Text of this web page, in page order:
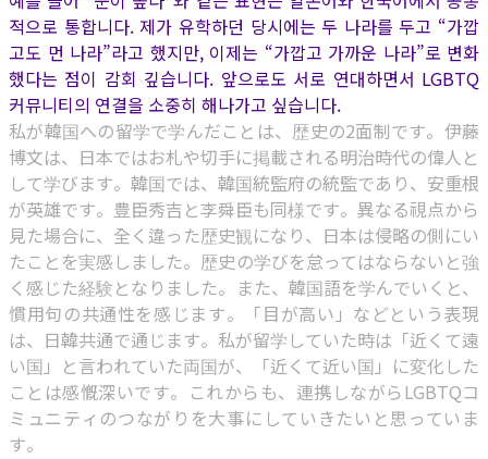
적으로 통합니다. 제가 유학하던 당시에는 두 나라를 두고 “가깝
고도 먼 나라”라고 했지만, 이제는 “가깝고 가까운 나라”로 변화
했다는 점이 감회 깊습니다. 앞으로도 서로 연대하면서 LGBTQ
커뮤니티의 연결을 소중히 해나가고 싶습니다.
私が韓国への留学で学んだことは、歴史の2面制です。伊藤
博文は、日本ではお札や切手に掲載される明治時代の偉人と
して学びます。韓国では、韓国統監府の統監であり、安重根
が英雄です。豊臣秀吉と李舜臣も同様です。異なる視点から
見た場合に、全く違った歴史観になり、日本は侵略の側にい
たことを実感しました。歴史の学びを怠ってはならないと強
く感じた経験となりました。また、韓国語を学んでいくと、
慣用句の共通性を感じます。「目が高い」などという表現
は、日韓共通で通じます。私が留学していた時は「近くて遠
い国」と言われていた両国が、「近くて近い国」に変化した
ことは感慨深いです。これからも、連携しながらLGBTQコ
ミュニティのつながりを大事にしていきたいと思っていま
す。